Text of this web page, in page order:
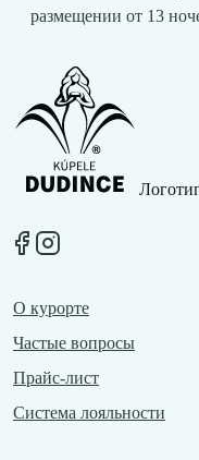
размещении от 13
O курортe
Частые вопросы
Прайс-лист
Система лояльности